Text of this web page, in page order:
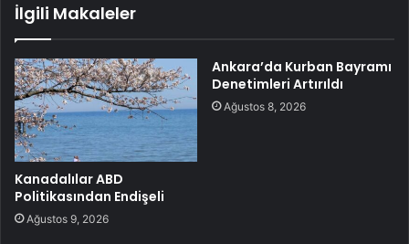
İlgili Makaleler
Kanadalılar ABD
Politikasından Endişeli
Ağustos 9, 2026
Ankara’da Kurban Bayramı
Denetimleri Artırıldı
Ağustos 8, 2026